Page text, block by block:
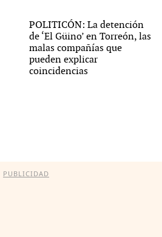
POLITICÓN: La detención
de ‘El Güino’ en Torreón, las
malas compañías que
pueden explicar
coincidencias
PUBLICIDAD